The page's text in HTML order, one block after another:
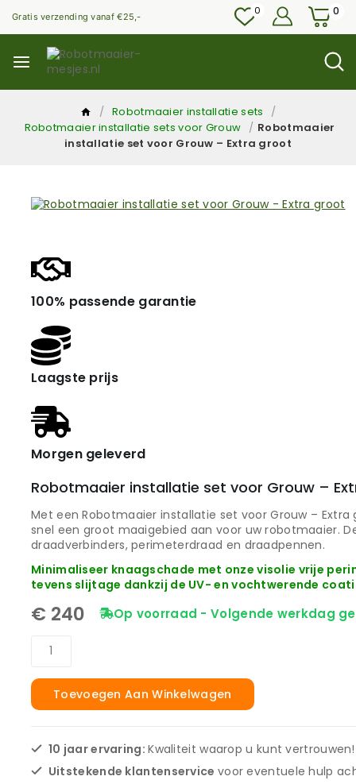
Gratis verzending vanaf €25,- 0 0
/ Robotmaaier installatie sets
/
Robotmaaier installatie sets voor Grouw / Robotmaaier
installatie set voor Grouw – Extra groot
100% passende garantie
Laagste prijs
Morgen geleverd
Robotmaaier installatie set voor Grouw –
Met een Robotmaaier installatie set voor Grouw –
snel een groot maaigebied aan voor uw robotmaaier.
draadverbinders, perimeterdraad en draadpennen.
Minimaliseer knaagschade met onze visolie vrije
tevens slijtage dankzij de UV- en vochtwerende
€ 240 Op voorraad - Volgende werkdag
Toevoegen Aan Winkelwagen
10 jaar ervaring:Kwaliteit waarop u kunt vertrouwen!
Uitstekende klantenservice voor eventuele hulp